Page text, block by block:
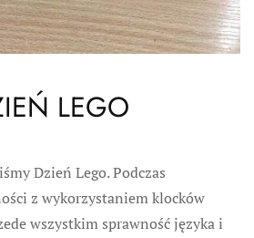
LEGO
Dzień Lego. Podczas
z wykorzystaniem klocków
wszystkim sprawność języka i